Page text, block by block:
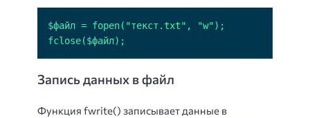
fclose($файл);
Запись данных в файл
Функция fwrite() записывает данные в